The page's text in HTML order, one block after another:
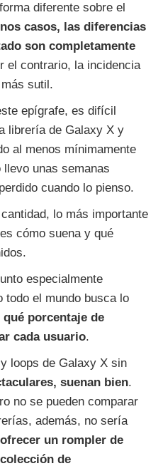
diferente sobre el
casos, las diferencias
son completamente
el contrario, la incidencia
sutil.
epígrafe, es difícil
librería de Galaxy X y
al menos mínimamente
unas semanas
cuando lo pienso.
lo más importante
cómo suena y qué
especialmente
todo el mundo busca lo
porcentaje de
cada usuario.
loops de Galaxy X sin
suenan bien.
no se pueden comparar
además, no sería
un rompler de
de